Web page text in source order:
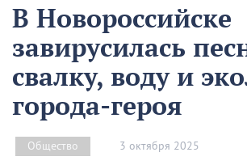
В Новороссийске
завирусилась
свалку, воду и
города-героя
Общество 3 октября 2025